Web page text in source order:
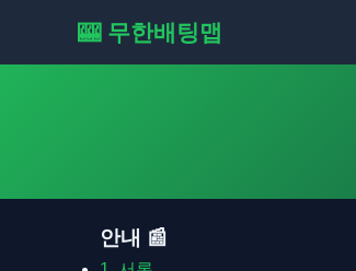
🎰 무한배팅맵
안내 📰